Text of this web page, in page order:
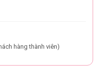
hàng thành viên)